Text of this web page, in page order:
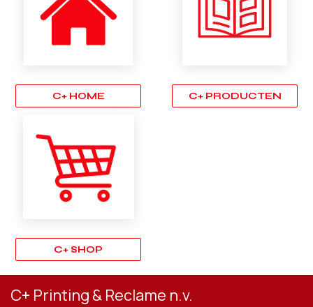
C+ HOME C+ PRODUCTEN
C+ SHOP
C+ Printing & Reclame n.v.